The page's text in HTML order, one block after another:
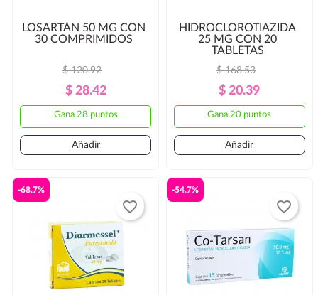
LOSARTÁN 50 MG CON
30 COMPRIMIDOS
Precio
Regular
$ 120.92
Precio
$ 28.42
Gana 28 puntos
Añadir
HIDROCLOROTIAZIDA
25 MG CON 20
TABLETAS
Precio
Regular
$ 168.53
Precio
$ 20.39
Gana 20 puntos
Añadir
-68.7%
favorite_border
-54.7%
favorite_border